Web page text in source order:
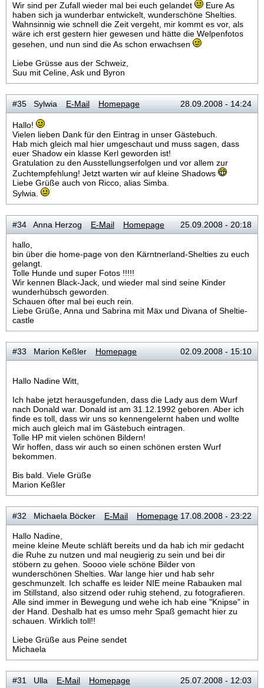
Wir sind per Zufall wieder mal bei euch gelandet
Eure As
haben sich ja wunderbar entwickelt, wunderschöne Shelties.
Wahnsinnig wie schnell die Zeit vergeht, mir kommt es vor, als
wäre ich erst gestern hier gewesen und hätte die Welpenfotos
gesehen, und nun sind die As schon erwachsen
Liebe Grüsse aus der Schweiz,
Suu mit Celine, Ask und Byron
#35 Sylwia E-Mail Homepage 28.09.2008 - 14:24
Hallo!
Vielen lieben Dank für den Eintrag in unser Gästebuch.
Hab mich gleich mal hier umgeschaut und muss sagen, dass
euer Shadow ein klasse Kerl geworden ist!
Gratulation zu den Ausstellungserfolgen und vor allem zur
Zuchtempfehlung! Jetzt warten wir auf kleine Shadows
Liebe Grüße auch von Ricco, alias Simba.
Sylwia.
#34 Anna Herzog E-Mail Homepage 25.09.2008 - 20:18
hallo,
bin über die home-page von den Kärntnerland-Shelties zu euch
gelangt.
Tolle Hunde und super Fotos !!!!!
Wir kennen Black-Jack, und wieder mal sind seine Kinder
wunderhübsch geworden.
Schauen öfter mal bei euch rein.
Liebe Grüße, Anna und Sabrina mit Mäx und Divana of Sheltie-
castle
#33 Marion Keßler Homepage 02.09.2008 - 15:10
Hallo Nadine Witt,
Ich habe jetzt herausgefunden, dass die Lady aus dem Wurf
nach Donald war. Donald ist am 31.12.1992 geboren. Aber ich
finde es toll, dass wir uns so kennengelernt haben und wollte
mich auch gleich mal im Gästebuch eintragen.
Tolle HP mit vielen schönen Bildern!
Wir hoffen, dass wir auch so einen schönen ersten Wurf
bekommen.
Bis bald. Viele Grüße
Marion Keßler
#32 Michaela Böcker E-Mail Homepage 17.08.2008 - 23:22
Hallo Nadine,
meine kleine Meute schläft bereits und da hab ich mir gedacht
die Ruhe zu nutzen und mal neugierig zu sein und bei dir
stöbern zu gehen. Soooo viele schöne Bilder von
wunderschönen Shelties. War lange hier und hab sehr
geschmunzelt. Ich schaffe es leider NIE meine Rabauken mal
im Stillstand, also sitzend oder ruhig stehend, zu fotografieren.
Alle sind immer in Bewegung und wehe ich hab eine "Knipse" in
der Hand. Deshalb hat es umso mehr Spaß gemacht hier zu
schauen. Wirklich toll!!
Liebe Grüße aus Peine sendet
Michaela
#31 Ulla E-Mail Homepage 25.07.2008 - 12:03